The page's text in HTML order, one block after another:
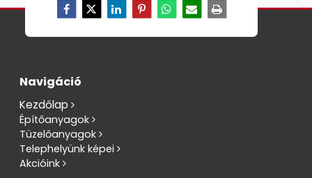
Navigáció
Kezdőlap
Építőanyagok
Tüzelőanyagok
Telephelyünk képei
Akcióink